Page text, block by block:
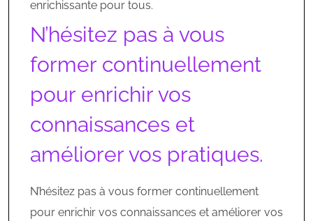
enrichissante pour tous.
N’hésitez pas à vous
former continuellement
pour enrichir vos
connaissances et
améliorer vos pratiques.
N’hésitez pas à vous former continuellement
pour enrichir vos connaissances et améliorer vos